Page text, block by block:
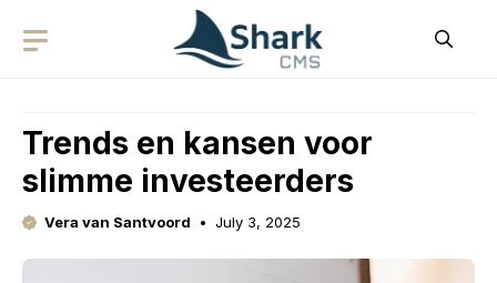
Trends en kansen voor
slimme investeerders
Vera van Santvoord July 3, 2025